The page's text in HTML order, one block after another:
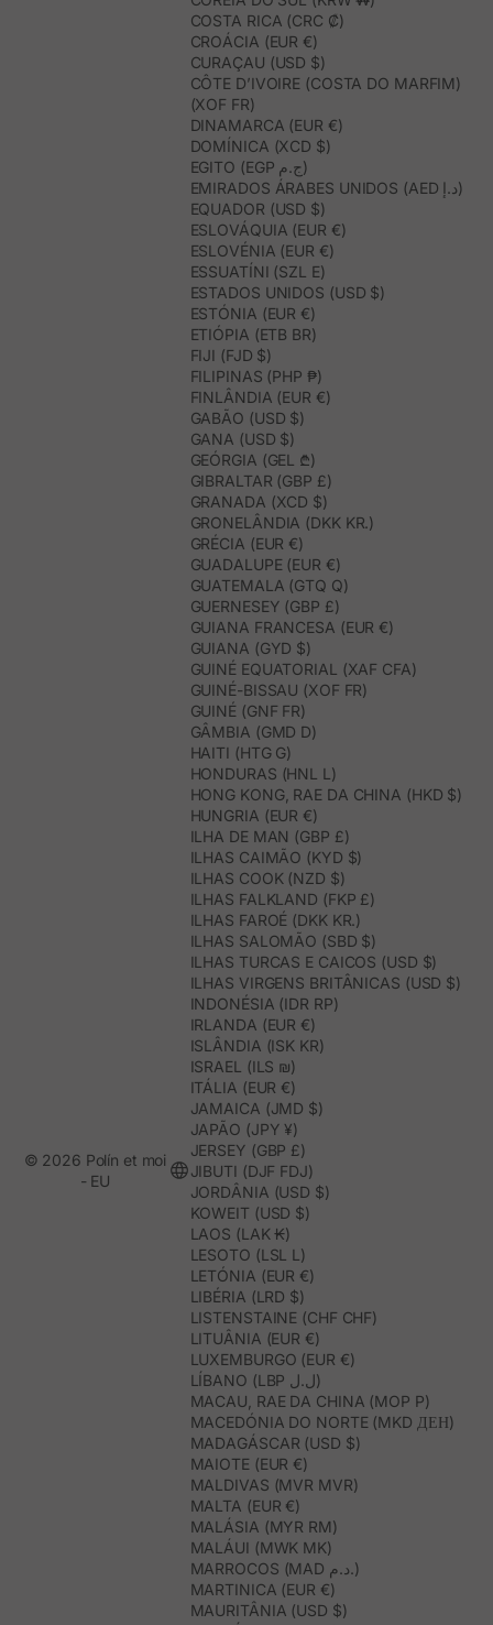
COSTA RICA (CRC ₡)
CROÁCIA (EUR €)
CURAÇAU (USD $)
CÔTE D’IVOIRE (COSTA DO MARFIM)
(XOF FR)
DINAMARCA (EUR €)
DOMÍNICA (XCD $)
EGITO (EGP ج.م)
EMIRADOS ÁRABES UNIDOS (AED د.إ)
EQUADOR (USD $)
ESLOVÁQUIA (EUR €)
ESLOVÉNIA (EUR €)
ESSUATÍNI (SZL E)
ESTADOS UNIDOS (USD $)
ESTÓNIA (EUR €)
ETIÓPIA (ETB BR)
FIJI (FJD $)
FILIPINAS (PHP ₱)
FINLÂNDIA (EUR €)
GABÃO (USD $)
GANA (USD $)
GEÓRGIA (GEL ₾)
GIBRALTAR (GBP £)
GRANADA (XCD $)
GRONELÂNDIA (DKK KR.)
GRÉCIA (EUR €)
GUADALUPE (EUR €)
GUATEMALA (GTQ Q)
GUERNESEY (GBP £)
GUIANA FRANCESA (EUR €)
GUIANA (GYD $)
GUINÉ EQUATORIAL (XAF CFA)
GUINÉ-BISSAU (XOF FR)
GUINÉ (GNF FR)
GÂMBIA (GMD D)
HAITI (HTG G)
HONDURAS (HNL L)
HONG KONG, RAE DA CHINA (HKD $)
HUNGRIA (EUR €)
ILHA DE MAN (GBP £)
ILHAS CAIMÃO (KYD $)
ILHAS COOK (NZD $)
ILHAS FALKLAND (FKP £)
ILHAS FAROÉ (DKK KR.)
ILHAS SALOMÃO (SBD $)
ILHAS TURCAS E CAICOS (USD $)
ILHAS VIRGENS BRITÂNICAS (USD $)
INDONÉSIA (IDR RP)
IRLANDA (EUR €)
ISLÂNDIA (ISK KR)
ISRAEL (ILS ₪)
ITÁLIA (EUR €)
JAMAICA (JMD $)
JAPÃO (JPY ¥)
JERSEY (GBP £)
JIBUTI (DJF FDJ)
JORDÂNIA (USD $)
KOWEIT (USD $)
LAOS (LAK ₭)
LESOTO (LSL L)
LETÓNIA (EUR €)
LIBÉRIA (LRD $)
LISTENSTAINE (CHF CHF)
LITUÂNIA (EUR €)
LUXEMBURGO (EUR €)
LÍBANO (LBP ل.ل)
MACAU, RAE DA CHINA (MOP P)
MACEDÓNIA DO NORTE (MKD ДЕН)
MADAGÁSCAR (USD $)
MAIOTE (EUR €)
MALDIVAS (MVR MVR)
MALTA (EUR €)
MALÁSIA (MYR RM)
MALÁUI (MWK MK)
MARROCOS (MAD د.م.)
MARTINICA (EUR €)
MAURITÂNIA (USD $)
© 2026 Polín et moi
- EU